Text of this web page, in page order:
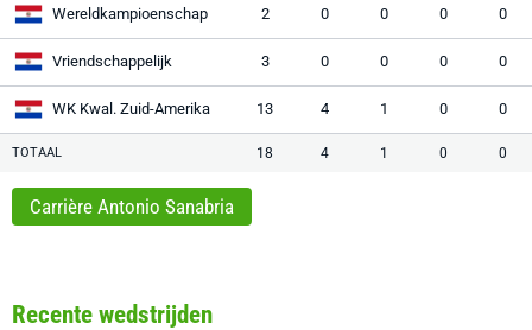
Wereldkampioenschap 2 0 0 0 0
Vriendschappelijk 3 0 0 0 0
WK Kwal. Zuid-Amerika 13 4 1 0 0
TOTAAL 18 4 1 0 0
Carrière Antonio Sanabria
Recente wedstrijden